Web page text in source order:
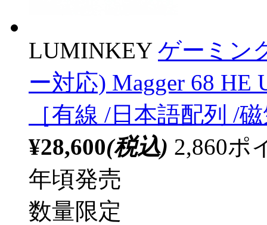
LUMINKEY ゲーミン
ー対応) Magger 68 HE
［有線 /日本語配列 /
¥28,600(税込) 2,860ポ
年頃発売
数量限定